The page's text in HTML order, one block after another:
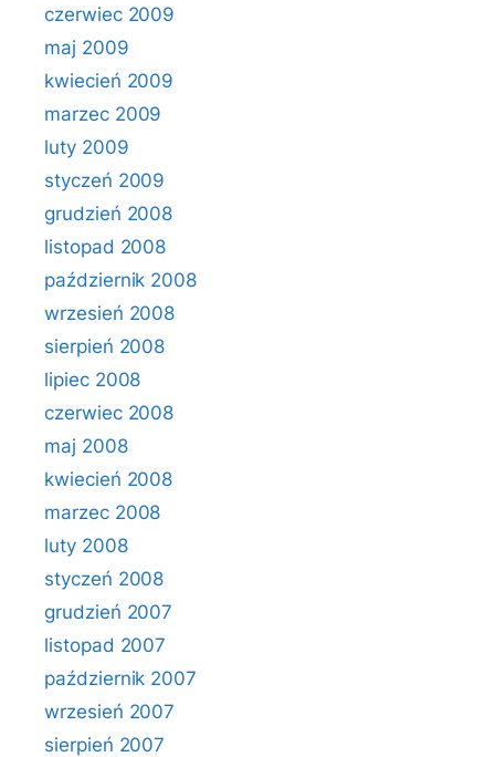
czerwiec 2009
maj 2009
kwiecień 2009
marzec 2009
luty 2009
styczeń 2009
grudzień 2008
listopad 2008
październik 2008
wrzesień 2008
sierpień 2008
lipiec 2008
czerwiec 2008
maj 2008
kwiecień 2008
marzec 2008
luty 2008
styczeń 2008
grudzień 2007
listopad 2007
październik 2007
wrzesień 2007
sierpień 2007